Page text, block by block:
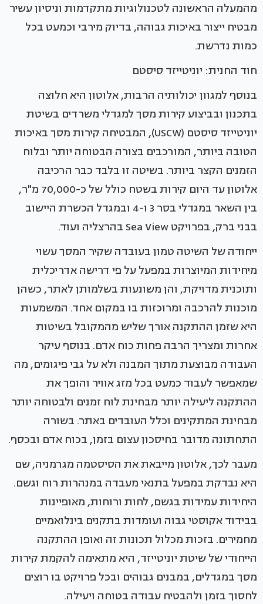
מהמעלה הראשונה לטכנולוגיות מתקדמות וניסיון עשיר
מבטיח ייצור באיכות גבוהה, בדיוק מירבי וכמעט בכל
כמות נדרשת.
חוד החנית: יוניטייזד סיסטם
בנוסף למגוון יכולותיה הרבות, אלוטון היא חלוצה
בתכנון ובביצוע קירות מסך למגדלי משרדים בשיטת
יוניטייזד סיסטם (USCW), המבטיחה קירות מסך באיכות
הטובה ביותר, המורכבים בצורה הבטוחה יותר ובלוח
הזמנים הקצר ביותר. בשיטה זו בלבד כבר הרכיבה
אלוטון עד היום קירות בשטח כולל של כ-70,000 מ"ר,
בין השאר במגדלי בסר 3 ו-4 ובמגדל הכשרת היישוב
בבני ברק, בפרויקט Sea View בהרצליה ועוד.
ייחודה של השיטה טמון בעובדה שקיר המסך עשוי
מיחידות המיוצרות במפעל על פי דרישה אדריכלית
ותוכנית מדויקת, והן משונעות בשלמותן לאתר, כשהן
מוכנות להרכבה ומרוכזות בו במקום אחד. המשמעות
היא שזמן ההתקנה אורך שליש מהמקובל בשיטות
אחרות ומצריך הרבה פחות כוח אדם. בנוסף עיקר
העבודה מבוצעת מתוך המבנה ולא על גבי פיגומים, מה
שמאפשר לעבוד כמעט בכל מזג אוויר והופך את
ההתקנה ליעילה יותר מבחינת לוח זמנים ולבטוחה יותר
מבחינת המתקינים וכלל העובדים באתר. בשורה
התחתונה מדובר בחיסכון עצום בזמן, בכוח אדם ובכסף.
מעבר לכך, אלוטון מייבאת את הסיסטמה מגרמניה, שם
היא נבדקת במפעל בתנאי מעבדה במנהרות רוח וגשם.
היחידות עמידות בגשם, לחות ורוחות, מאופיינות
בבידוד אקוסטי גבוה ועומדות בתקנים בינלואמיים
מחמירים. בזכות מכלול תכונות זה ואופן ההתקנה
הייחודי של שיטת יוניטייזד, היא מתאימה להקמת קירות
מסך במגדלים, במבנים גבוהים ובכל פרויקט בו רוצים
לחסוך בזמן ולהבטיח עבודה בטוחה ויעילה.